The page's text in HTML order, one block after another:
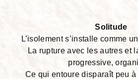
Solitude
L’isolement s’installe comme
La rupture avec les autres et
progressive,
Ce qui entoure disparaît peu